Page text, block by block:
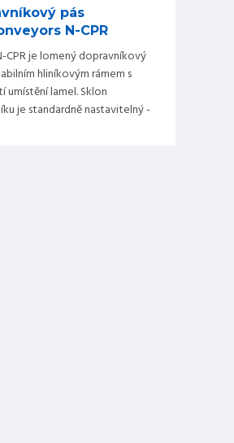
pás
N-CPR
CPR je lomený dopravníkový
hliníkovým rámem s
umístění lamel. Sklon
je standardně nastavitelný -